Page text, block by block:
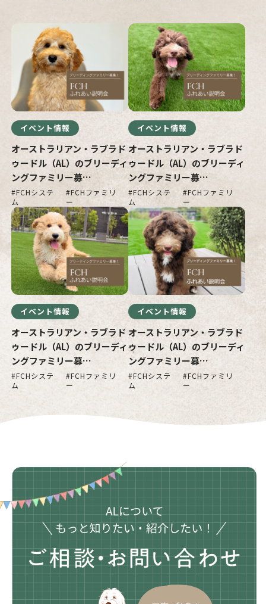
イベント情報
オーストラリアン・ラブラド
ゥードル（AL）のブリーディ
ングファミリー募…
FCHシステ
ム
FCHファミリ
ー
イベント情報
オーストラリアン・ラブラド
ゥードル（AL）のブリーディ
ングファミリー募…
FCHシステ
ム
FCHファミリ
ー
イベント情報
オーストラリアン・ラブラド
ゥードル（AL）のブリーディ
ングファミリー募…
FCHシステ
ム
FCHファミリ
ー
イベント情報
オーストラリアン・ラブラド
ゥードル（AL）のブリーディ
ングファミリー募…
FCHシステ
ム
FCHファミリ
ー